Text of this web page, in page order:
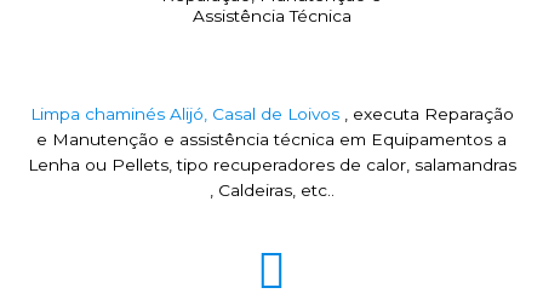
Assistência Técnica
Limpa chaminés Alijó, Casal de Loivos , executa Reparação
e Manutenção e assistência técnica em Equipamentos a
Lenha ou Pellets, tipo recuperadores de calor, salamandras
, Caldeiras, etc..